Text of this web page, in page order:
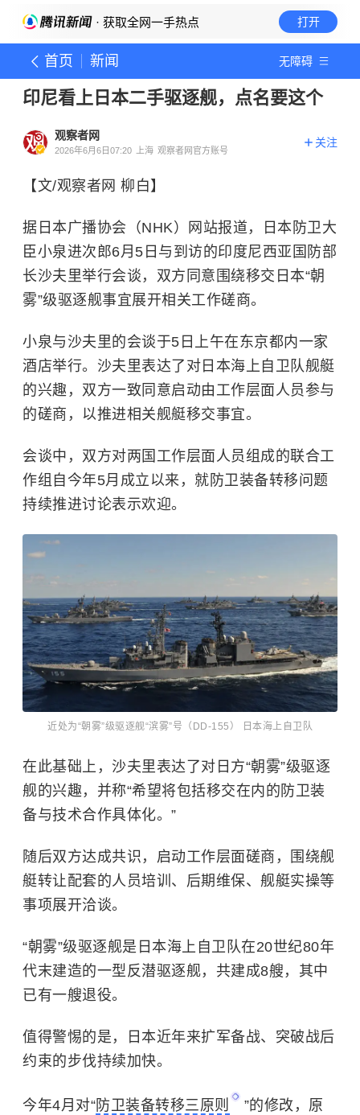
· 获取全网一手热点 打开
首页 新闻 无障碍
印尼看上日本二手驱逐舰，点名要这个
观察者网
2026年6月6日07:20 上海 观察者网官方账号
关注
【文/观察者网 柳白】
据日本广播协会（NHK）网站报道，日本防卫大
臣小泉进次郎6月5日与到访的印度尼西亚国防部
长沙夫里举行会谈，双方同意围绕移交日本“朝
雾”级驱逐舰事宜展开相关工作磋商。
小泉与沙夫里的会谈于5日上午在东京都内一家
酒店举行。沙夫里表达了对 日本海上自卫队舰艇
的兴趣，双方一致同意启动由工作层面人员参与
的磋商，以推进相关舰艇移交事宜。
会谈中，双方对两国工作层面人员组成的联合工
作组自今年5月成立以来，就防卫装备转移问题
持续推进讨论表示欢迎。
近处为“朝雾”级驱逐舰“滨雾”号（DD-155） 日本海上自卫队
在此基础上，沙夫里表达了对日方“朝雾”级驱逐
舰的兴趣，并称“希望将包括移交在内的防卫装
备与技术合作具体化。”
随后双方达成共识，启动工作层面磋商，围绕舰
艇转让配套的人员培训、后期维保、舰艇实操等
事项展开洽谈。
“朝雾”级驱逐舰是日本海上自卫队在20世纪80年
代末建造的一型反潜驱逐舰‌，共建成8艘，其中
已有一艘退役。
值得警惕的是，日本近年来扩军备战、突破战后
约束的步伐持续加快。
今年4月对“防卫装备转移三原则
”的修改，原